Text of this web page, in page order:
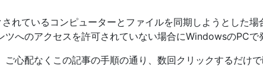
れているコンピューターとファイルを同期しようとした
へのアクセスを許可されていない場合にWindowsのPCで
ご心配なくこの記事の手順の通り、数回クリックするだけ